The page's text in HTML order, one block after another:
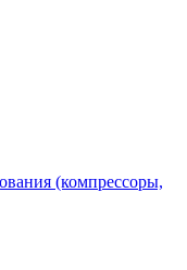
(компрессоры,